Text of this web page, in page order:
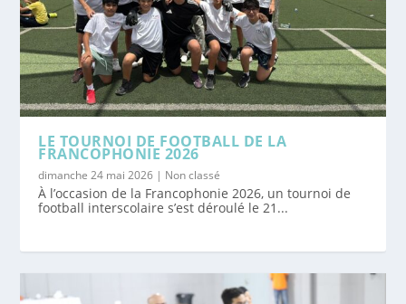
LE TOURNOI DE FOOTBALL DE LA
FRANCOPHONIE 2026
dimanche 24 mai 2026 | Non classé
À l’occasion de la Francophonie 2026, un tournoi de
football interscolaire s’est déroulé le 21...